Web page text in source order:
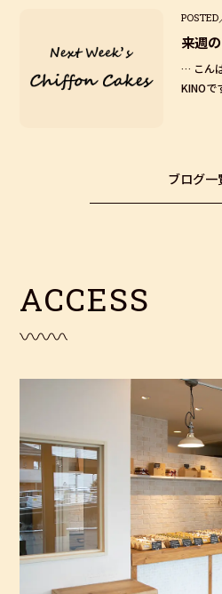
来週
… こん
KINOで
ブログ一
ACCESS